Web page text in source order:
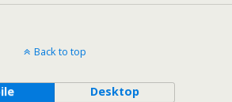
Back to top
Desktop